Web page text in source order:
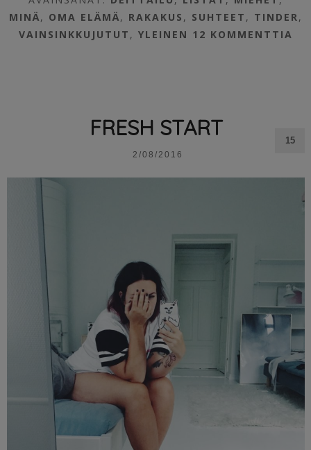
MINÄ, OMA ELÄMÄ, RAKAKUS , SUHTEET , TINDER,
VAINSINKKUJUTUT ,YLEINEN 12 KOMMENTTIA
FRESH START
2/08/2016
15